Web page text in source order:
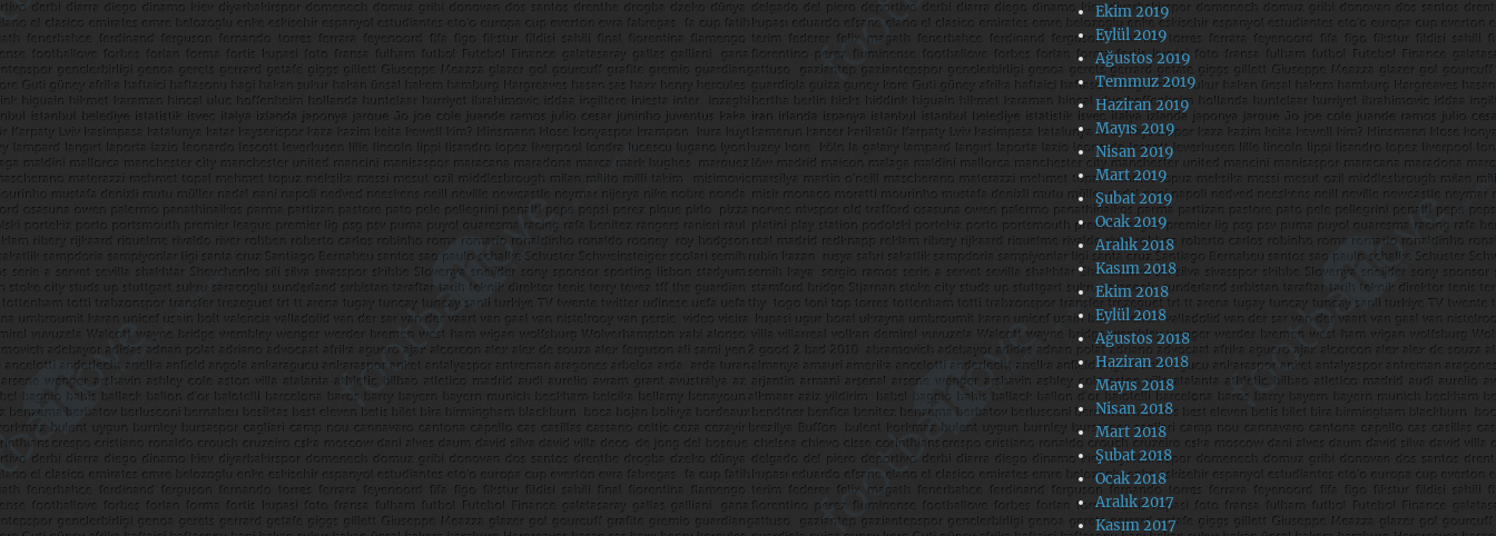
Ekim 2019
Eylül 2019
Ağustos 2019
Temmuz 2019
Haziran 2019
Mayıs 2019
Nisan 2019
Mart 2019
Şubat 2019
Ocak 2019
Aralık 2018
Kasım 2018
Ekim 2018
Eylül 2018
Ağustos 2018
Haziran 2018
Mayıs 2018
Nisan 2018
Mart 2018
Şubat 2018
Ocak 2018
Aralık 2017
Kasım 2017